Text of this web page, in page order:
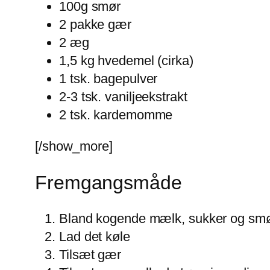
100g smør
2 pakke gær
2 æg
1,5 kg hvedemel (cirka)
1 tsk. bagepulver
2-3 tsk. vaniljeekstrakt
2 tsk. kardemomme
[/show_more]
Fremgangsmåde
Bland kogende mælk, sukker og
Lad det køle
Tilsæt gær